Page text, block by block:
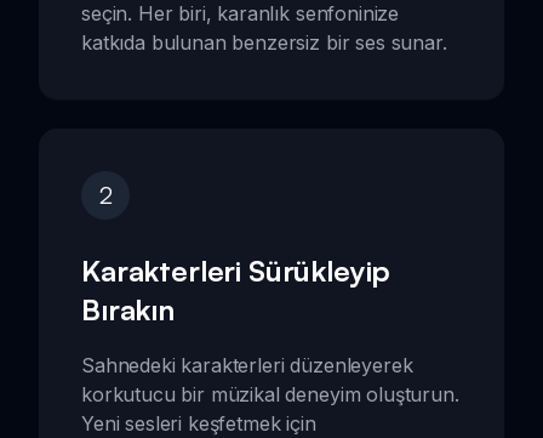
seçin. Her biri, karanlık senfoninize
katkıda bulunan benzersiz bir ses sunar.
2
Karakterleri Sürükleyip
Bırakın
Sahnedeki karakterleri düzenleyerek
korkutucu bir müzikal deneyim oluşturun.
Yeni sesleri keşfetmek için